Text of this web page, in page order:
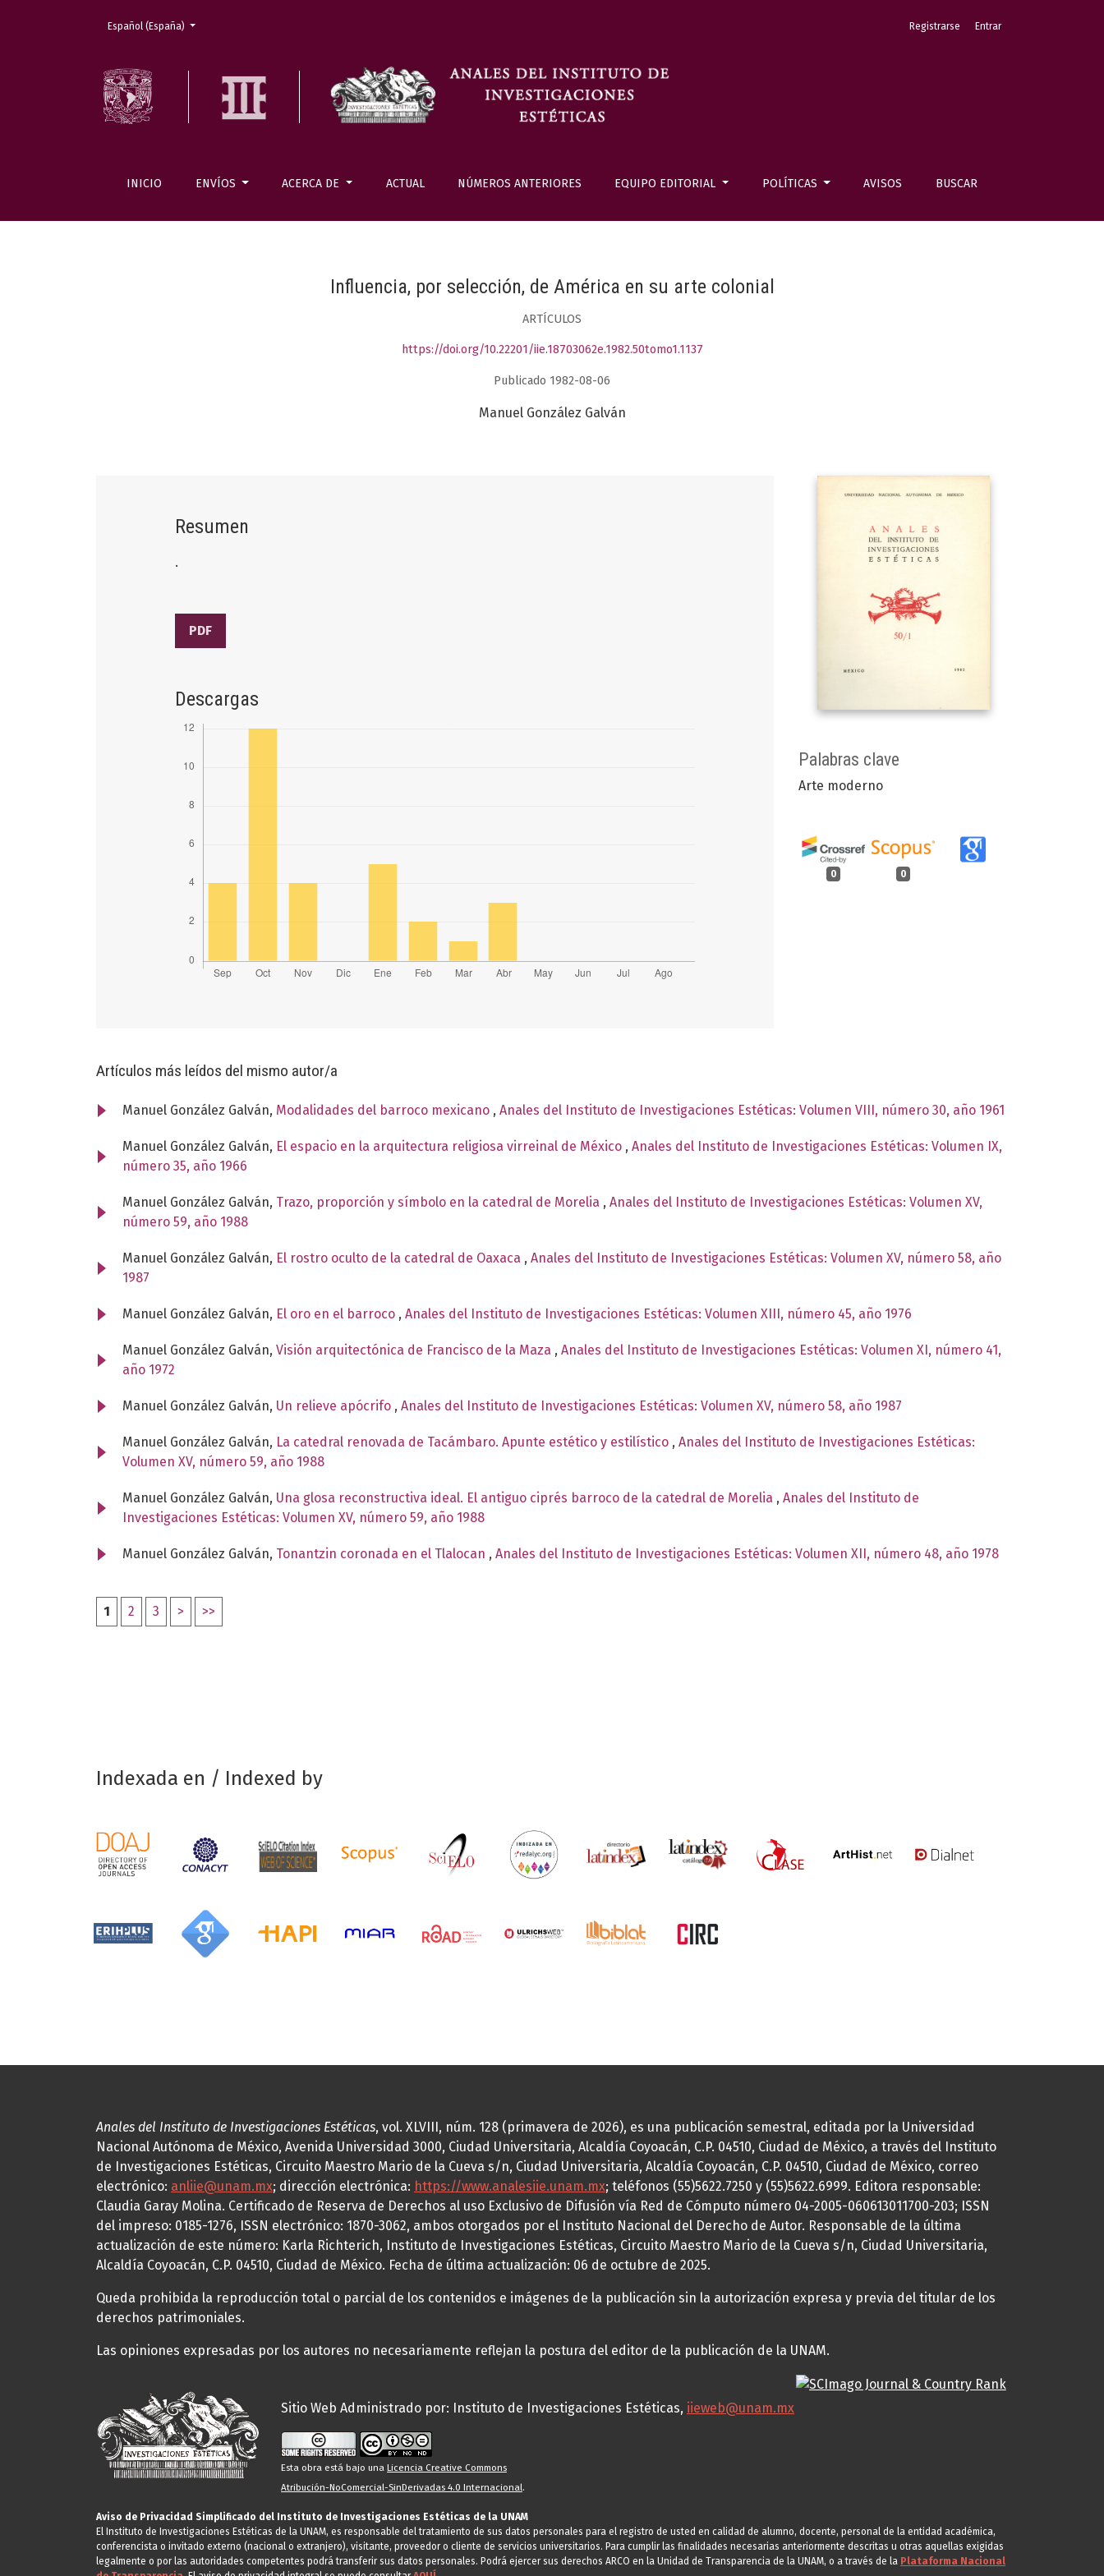
INICIO ENVÍOS ACERCA DE ACTUAL NÚMEROS ANTERIORES EQUIPO EDITORIAL POLÍTICAS AVISOS BUSCAR
Registrarse Entrar
Cambiar el idioma. El actual es:
Español (España)
Influencia, por selección, de América en su arte colonial
ARTÍCULOS
https://doi.org/10.22201/iie.18703062e.1982.50tomo1.1137
Publicado 1982-08-06
Manuel González Galván
Palabras clave
Arte moderno
0 0
Resumen
.
PDF
Descargas
Artículos más leídos del mismo autor/a
Manuel González Galván, Modalidades del barroco mexicano , Anales del Instituto de Investigaciones Estéticas: Volumen VIII, número 30, año 1961
Manuel González Galván, El espacio en la arquitectura religiosa virreinal de México , Anales del Instituto de Investigaciones Estéticas: Volumen IX,
número 35, año 1966
Manuel González Galván, Trazo, proporción y símbolo en la catedral de Morelia , Anales del Instituto de Investigaciones Estéticas: Volumen XV,
número 59, año 1988
Manuel González Galván, El rostro oculto de la catedral de Oaxaca , Anales del Instituto de Investigaciones Estéticas: Volumen XV, número 58, año
1987
Manuel González Galván, El oro en el barroco , Anales del Instituto de Investigaciones Estéticas: Volumen XIII, número 45, año 1976
Manuel González Galván, Visión arquitectónica de Francisco de la Maza , Anales del Instituto de Investigaciones Estéticas: Volumen XI, número 41,
año 1972
Manuel González Galván, Un relieve apócrifo , Anales del Instituto de Investigaciones Estéticas: Volumen XV, número 58, año 1987
Manuel González Galván, La catedral renovada de Tacámbaro. Apunte estético y estilístico , Anales del Instituto de Investigaciones Estéticas:
Volumen XV, número 59, año 1988
Manuel González Galván, Una glosa reconstructiva ideal. El antiguo ciprés barroco de la catedral de Morelia , Anales del Instituto de
Investigaciones Estéticas: Volumen XV, número 59, año 1988
Manuel González Galván, Tonantzin coronada en el Tlalocan , Anales del Instituto de Investigaciones Estéticas: Volumen XII, número 48, año 1978
1 2 3 > >>
Indexada en / Indexed by
Anales del Instituto de Investigaciones Estéticas, vol. XLVIII, núm. 128 (primavera de 2026), es una publicación semestral, editada por la Universidad
Nacional Autónoma de México, Avenida Universidad 3000, Ciudad Universitaria, Alcaldía Coyoacán, C.P. 04510, Ciudad de México, a través del Instituto
de Investigaciones Estéticas, Circuito Maestro Mario de la Cueva s/n, Ciudad Universitaria, Alcaldía Coyoacán, C.P. 04510, Ciudad de México, correo
electrónico: anliie@unam.mx; dirección electrónica: https://www.analesiie.unam.mx; teléfonos (55)5622.7250 y (55)5622.6999. Editora responsable:
Claudia Garay Molina. Certificado de Reserva de Derechos al uso Exclusivo de Difusión vía Red de Cómputo número 04-2005-060613011700-203; ISSN
del impreso: 0185-1276, ISSN electrónico: 1870-3062, ambos otorgados por el Instituto Nacional del Derecho de Autor. Responsable de la última
actualización de este número: Karla Richterich, Instituto de Investigaciones Estéticas, Circuito Maestro Mario de la Cueva s/n, Ciudad Universitaria,
Alcaldía Coyoacán, C.P. 04510, Ciudad de México. Fecha de última actualización: 06 de octubre de 2025.
Queda prohibida la reproducción total o parcial de los contenidos e imágenes de la publicación sin la autorización expresa y previa del titular de los
derechos patrimoniales.
Las opiniones expresadas por los autores no necesariamente reflejan la postura del editor de la publicación de la UNAM.
Sitio Web Administrado por: Instituto de Investigaciones Estéticas, iieweb@unam.mx
Esta obra está bajo una Licencia Creative Commons
Atribución-NoComercial-SinDerivadas 4.0 Internacional.
Aviso de Privacidad Simplificado del Instituto de Investigaciones Estéticas de la UNAM
El Instituto de Investigaciones Estéticas de la UNAM, es responsable del tratamiento de sus datos personales para el registro de usted en calidad de alumno, docente, personal de la entidad académica,
conferencista o invitado externo (nacional o extranjero), visitante, proveedor o cliente de servicios universitarios. Para cumplir las finalidades necesarias anteriormente descritas u otras aquellas exigidas
legalmente o por las autoridades competentes podrá transferir sus datos personales. Podrá ejercer sus derechos ARCO en la Unidad de Transparencia de la UNAM, o a través de la Plataforma Nacional